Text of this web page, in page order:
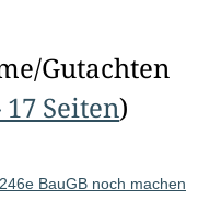
Gutachten
17 Seiten)
BauGB noch machen